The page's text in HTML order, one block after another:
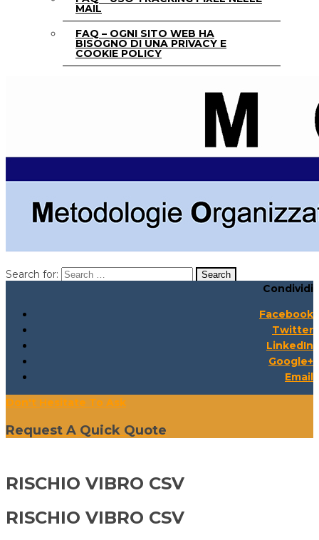
MAIL
FAQ – OGNI SITO WEB HA
BISOGNO DI UNA PRIVACY E
COOKIE POLICY
Search for:
Condividi
Facebook
Twitter
LinkedIn
Google+
Email
Don't Hesitate To Ask
Request A Quick Quote
RISCHIO VIBRO CSV
RISCHIO VIBRO CSV